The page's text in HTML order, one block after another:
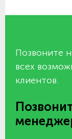
Позвоните
всех
клиентов.